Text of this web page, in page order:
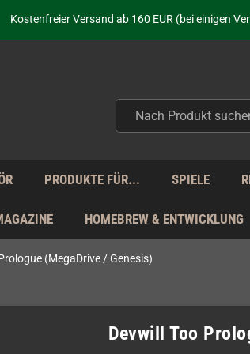
Kostenfreier Versand ab 160 EUR (bei einigen
Seit über 20 Jahren Deine Anlaufstelle für
Täglicher Versand Mo - Fr aus Deutschland -
PRODUKTE FÜR... SPIELE
HOMEBREW & ENTWICKLUNG
(MegaDrive / Genesis)
Devwill Too